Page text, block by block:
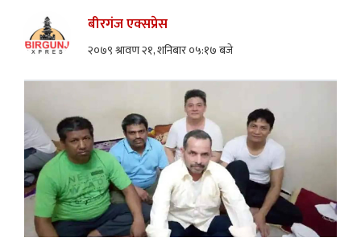
बीरगंज एक्सप्रेस
२०७९ श्रावण २१, शनिबार ०५:१७ बजे